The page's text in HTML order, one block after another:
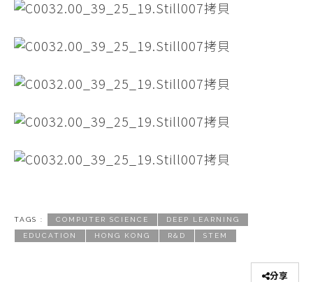
TAGS : COMPUTER SCIENCE DEEP LEARNING
EDUCATION HONG KONG R&D STEM
分享